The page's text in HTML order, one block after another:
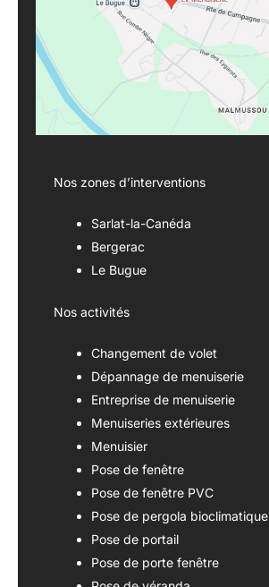
Nos zones d’interventions
Sarlat-la-Canéda
Bergerac
Le Bugue
Nos activités
Changement de volet
Dépannage de menuiserie
Entreprise de menuiserie
Menuiseries extérieures
Menuisier
Pose de fenêtre
Pose de fenêtre PVC
Pose de pergola bioclimatique
Pose de portail
Pose de porte fenêtre